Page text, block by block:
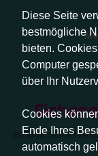
Diese Seite
bestmögliche
bieten.
Computer
über Ihr
Cookies
Ende Ihres
automatisch
erhalte sofort